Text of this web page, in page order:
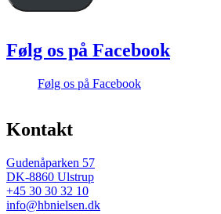
Følg os på Facebook
Følg os på Facebook
Kontakt
Gudenåparken 57
DK-8860 Ulstrup
+45 30 30 32 10
info@hbnielsen.dk